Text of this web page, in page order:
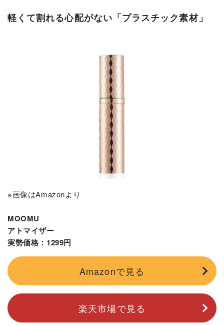
軽くて割れる心配がない「プラスチック素材」
※画像はAmazonより
MOOMU
アトマイザー
実勢価格：1299円
Amazonで見る
楽天市場で見る